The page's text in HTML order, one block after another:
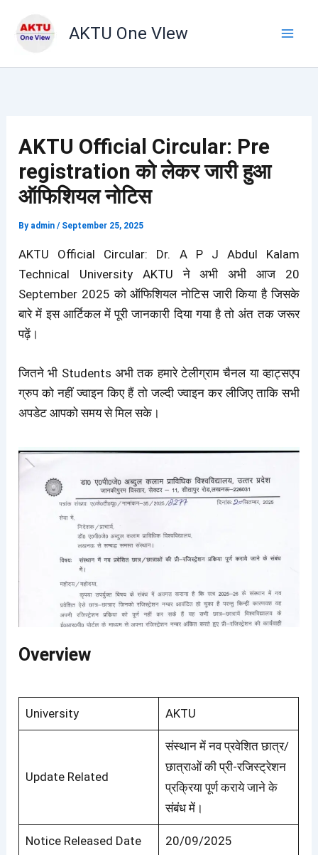
AKTU One VIew
AKTU Official Circular: Pre
registration को लेकर जारी हुआ
ऑफिशियल नोटिस
By admin/ September 25, 2025
AKTU Official Circular: Dr. A P J Abdul Kalam
Technical University AKTU ने अभी अभी आज 20
September 2025 को ऑफिशियल नोटिस जारी किया है जिसके
बारे में इस आर्टिकल में पूरी जानकारी दिया गया है तो अंत तक जरूर
पढ़ें।
जितने भी Students अभी तक हमारे टेलीग्राम चैनल या व्हाट्सएप
ग्रुप को नहीं ज्वाइन किए हैं तो जल्दी ज्वाइन कर लीजिए ताकि सभी
अपडेट आपको समय से मिल सके।
Overview
University AKTU
Update Related
संस्थान में नव प्रवेशित छात्र/
छात्राओं की प्री-रजिस्ट्रेशन
प्रक्रिया पूर्ण कराये जाने के
संबंध में।
Notice Released Date 20/09/2025